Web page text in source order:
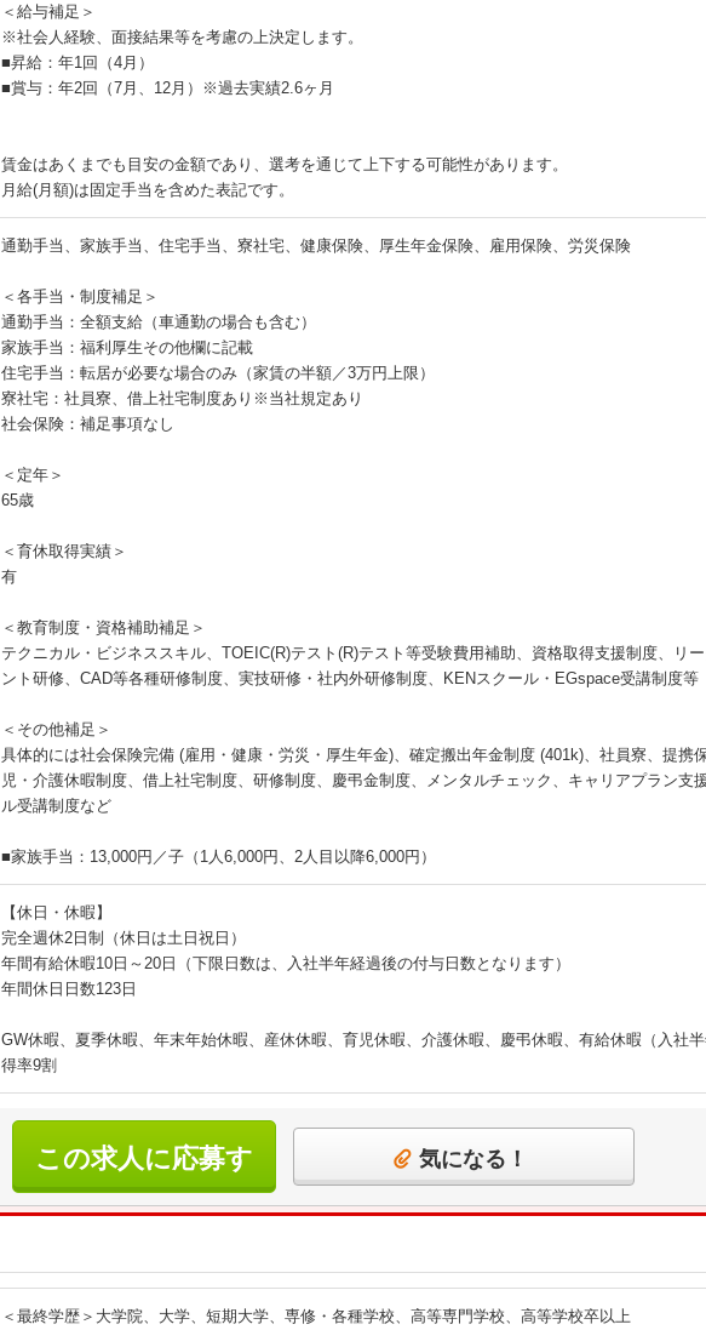
＜給与補足＞
※社会人経験、面接結果等を考慮の上決定します。
■昇給：年1回（4月）
■賞与：年2回（7月、12月）※過去実績2.6ヶ月
賃金はあくまでも目安の金額であり、選考を通じて上下する可能性があります。
月給(月額)は固定手当を含めた表記です。
通勤手当、家族手当、住宅手当、寮社宅、健康保険、厚生年金保険、雇用保険、労災保険
＜各手当・制度補足＞
通勤手当：全額支給（車通勤の場合も含む）
家族手当：福利厚生その他欄に記載
住宅手当：転居が必要な場合のみ（家賃の半額／3万円上限）
寮社宅：社員寮、借上社宅制度あり※当社規定あり
社会保険：補足事項なし
＜定年＞
65歳
＜育休取得実績＞
有
＜教育制度・資格補助補足＞
テクニカル・ビジネススキル、TOEIC(R)テスト(R)テスト等受験費用補助、資格取得支援制度、リ
ント研修、CAD等各種研修制度、実技研修・社内外研修制度、KENスクール・EGspace受講制度等
＜その他補足＞
具体的には社会保険完備 (雇用・健康・労災・厚生年金)、確定搬出年金制度 (401k)、社員寮、提携
児・介護休暇制度、借上社宅制度、研修制度、慶弔金制度、メンタルチェック、キャリアプラン支
ル受講制度など
■家族手当：13,000円／子（1人6,000円、2人目以降6,000円）
【休日・休暇】
完全週休2日制（休日は土日祝日）
年間有給休暇10日～20日（下限日数は、入社半年経過後の付与日数となります）
年間休日日数123日
GW休暇、夏季休暇、年末年始休暇、産休休暇、育児休暇、介護休暇、慶弔休暇、有給休暇（入社
得率9割
この求人に応募す
る
気になる！
＜最終学歴＞大学院、大学、短期大学、専修・各種学校、高等専門学校、高等学校卒以上